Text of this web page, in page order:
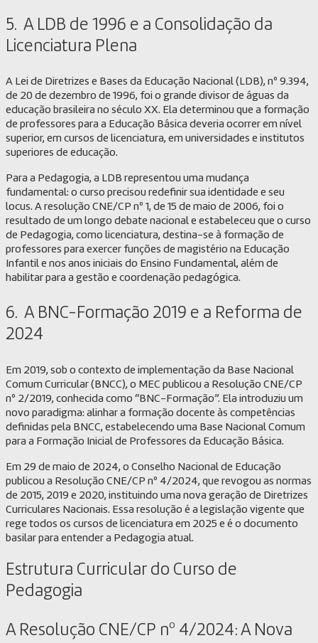
5. A LDB de 1996 e a Consolidação da
Licenciatura Plena
A Lei de Diretrizes e Bases da Educação Nacional (LDB), nº 9.394,
de 20 de dezembro de 1996, foi o grande divisor de águas da
educação brasileira no século XX. Ela determinou que a formação
de professores para a Educação Básica deveria ocorrer em nível
superior, em cursos de licenciatura, em universidades e institutos
superiores de educação.
Para a Pedagogia, a LDB representou uma mudança
fundamental: o curso precisou redefinir sua identidade e seu
locus. A resolução CNE/CP nº 1, de 15 de maio de 2006, foi o
resultado de um longo debate nacional e estabeleceu que o curso
de Pedagogia, como licenciatura, destina-se à formação de
professores para exercer funções de magistério na Educação
Infantil e nos anos iniciais do Ensino Fundamental, além de
habilitar para a gestão e coordenação pedagógica.
6. A BNC-Formação 2019 e a Reforma de
2024
Em 2019, sob o contexto de implementação da Base Nacional
Comum Curricular (BNCC), o MEC publicou a Resolução CNE/CP
nº 2/2019, conhecida como “BNC-Formação”. Ela introduziu um
novo paradigma: alinhar a formação docente às competências
definidas pela BNCC, estabelecendo uma Base Nacional Comum
para a Formação Inicial de Professores da Educação Básica.
Em 29 de maio de 2024, o Conselho Nacional de Educação
publicou a Resolução CNE/CP nº 4/2024, que revogou as normas
de 2015, 2019 e 2020, instituindo uma nova geração de Diretrizes
Curriculares Nacionais. Essa resolução é a legislação vigente que
rege todos os cursos de licenciatura em 2025 e é o documento
basilar para entender a Pedagogia atual.
Estrutura Curricular do Curso de
Pedagogia
A Resolução CNE/CP nº 4/2024: A Nova